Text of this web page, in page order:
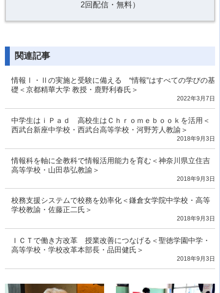
2回配信・無料）
関連記事
情報Ⅰ・Ⅱの実施と受験に備える “情報”はすべての学びの基
礎＜京都精華大学 教授・鹿野利春氏＞
2022年3月7日
中学生はｉＰａｄ 高校生はＣｈｒｏｍｅｂｏｏｋを活用＜
西武台新座中学校・西武台高等学校・河野芳人教諭＞
2018年9月3日
情報科を軸に全教科で情報活用能力を育む＜神奈川県立住吉
高等学校・山田恭弘教諭＞
2018年9月3日
校務支援システムで校務を効率化＜鎌倉女学院中学校・高等
学校教諭・佐藤正二氏＞
2018年9月3日
ＩＣＴで働き方改革 授業改善につなげる＜聖徳学園中学・
高等学校・学校改革本部長・品田健氏＞
2018年9月3日